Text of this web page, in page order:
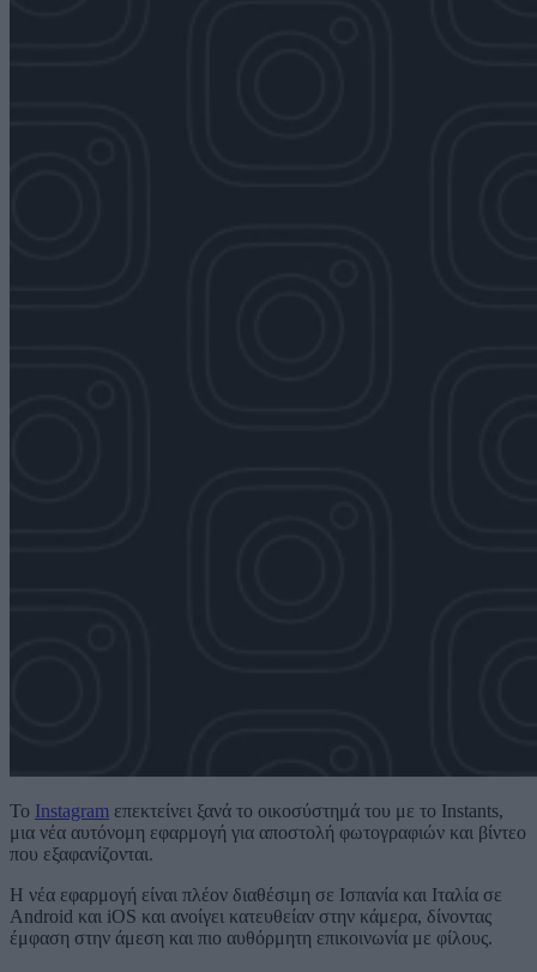
Το Instagram επεκτείνει ξανά το οικοσύστημά του με το Instants,
μια νέα αυτόνομη εφαρμογή για αποστολή φωτογραφιών και βίντεο
που εξαφανίζονται.
Η νέα εφαρμογή είναι πλέον διαθέσιμη σε Ισπανία και Ιταλία σε
Android και iOS και ανοίγει κατευθείαν στην κάμερα, δίνοντας
έμφαση στην άμεση και πιο αυθόρμητη επικοινωνία με φίλους.